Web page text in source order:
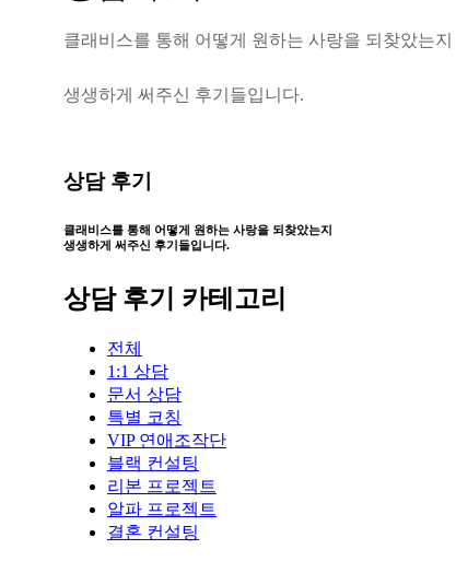
클래 비 스를 통해 어 떻게 원하는 사랑을 되 찾았는지
생생하게 써 주신 후기 들입니 다.
상담 후기
클래비스를 통해 어떻게 원하는 사랑을 되찾았는지
생생하게 써주신 후기들입니다.
상담 후기 카테고리
전체
1:1 상담
문서 상담
특별 코칭
VIP 연애조작단
블랙 컨설팅
리본 프로젝트
알파 프로젝트
결혼 컨설팅